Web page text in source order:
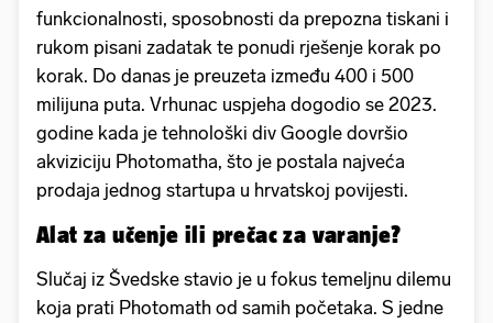
funkcionalnosti, sposobnosti da prepozna tiskani i
rukom pisani zadatak te ponudi rješenje korak po
korak. Do danas je preuzeta između 400 i 500
milijuna puta. Vrhunac uspjeha dogodio se 2023.
godine kada je tehnološki div Google dovršio
akviziciju Photomatha, što je postala najveća
prodaja jednog startupa u hrvatskoj povijesti.
Alat za učenje ili prečac za varanje?
Slučaj iz Švedske stavio je u fokus temeljnu dilemu
koja prati Photomath od samih početaka. S jedne